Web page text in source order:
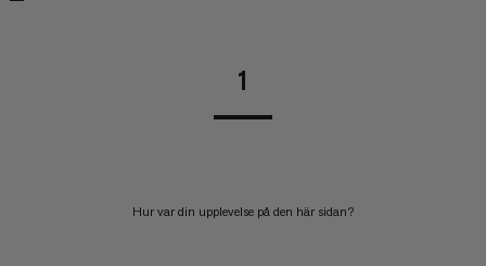
1
Hur var din upplevelse på den här sidan?